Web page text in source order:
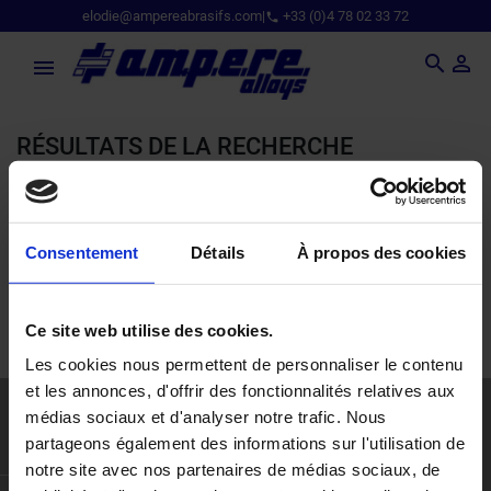
Consentement Détails À propos des cookies
Ce site web utilise des cookies.
Les cookies nous permettent de personnaliser le contenu
et les annonces, d'offrir des fonctionnalités relatives aux
médias sociaux et d'analyser notre trafic. Nous
partageons également des informations sur l'utilisation de
notre site avec nos partenaires de médias sociaux, de
elodie@ampereabrasifs.com| phone +33 (0)4 78 02 33 72
  
RÉSULTATS DE LA RECHERCHE
Veuillez nous excuser pour le désagrément.
PRODUITS